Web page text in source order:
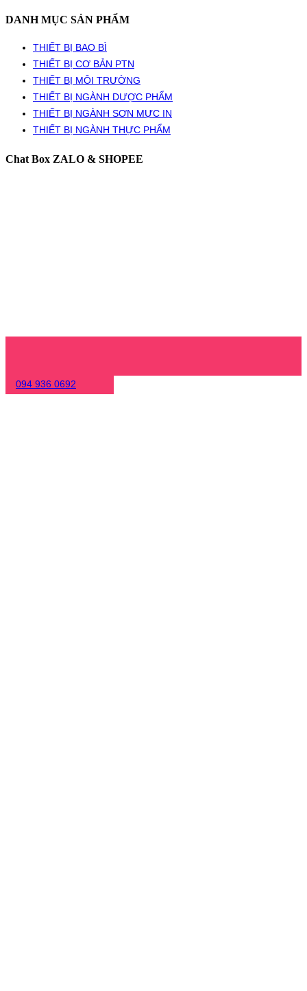
DANH MỤC SẢN PHẨM
THIẾT BỊ BAO BÌ
THIẾT BỊ CƠ BẢN PTN
THIẾT BỊ MÔI TRƯỜNG
THIẾT BỊ NGÀNH DƯỢC PHẨM
THIẾT BỊ NGÀNH SƠN MỰC IN
THIẾT BỊ NGÀNH THỰC PHẨM
Chat Box ZALO & SHOPEE
094 936 0692